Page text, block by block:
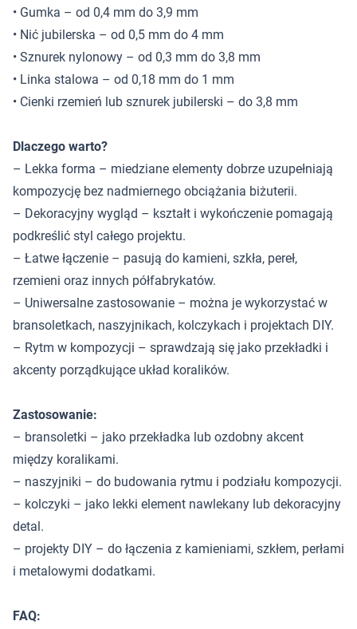
• Gumka – od 0,4 mm do 3,9 mm
• Nić jubilerska – od 0,5 mm do 4 mm
• Sznurek nylonowy – od 0,3 mm do 3,8 mm
• Linka stalowa – od 0,18 mm do 1 mm
• Cienki rzemień lub sznurek jubilerski – do 3,8 mm
Dlaczego warto?
– Lekka forma – miedziane elementy dobrze uzupełniają
kompozycję bez nadmiernego obciążania biżuterii.
– Dekoracyjny wygląd – kształt i wykończenie pomagają
podkreślić styl całego projektu.
– Łatwe łączenie – pasują do kamieni, szkła, pereł,
rzemieni oraz innych półfabrykatów.
– Uniwersalne zastosowanie – można je wykorzystać w
bransoletkach, naszyjnikach, kolczykach i projektach DIY.
– Rytm w kompozycji – sprawdzają się jako przekładki i
akcenty porządkujące układ koralików.
Zastosowanie:
– bransoletki – jako przekładka lub ozdobny akcent
między koralikami.
– naszyjniki – do budowania rytmu i podziału kompozycji.
– kolczyki – jako lekki element nawlekany lub dekoracyjny
detal.
– projekty DIY – do łączenia z kamieniami, szkłem, perłami
i metalowymi dodatkami.
FAQ: